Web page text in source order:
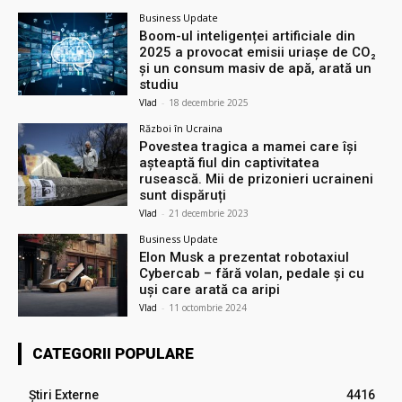
Business Update
Boom-ul inteligenței artificiale din
2025 a provocat emisii uriașe de CO₂
și un consum masiv de apă, arată un
studiu
Vlad - 18 decembrie 2025
Război în Ucraina
Povestea tragica a mamei care își
așteaptă fiul din captivitatea
rusească. Mii de prizonieri ucraineni
sunt dispăruți
Vlad - 21 decembrie 2023
Business Update
Elon Musk a prezentat robotaxiul
Cyberсab – fără volan, pedale și cu
uși care arată ca aripi
Vlad - 11 octombrie 2024
CATEGORII POPULARE
Știri Externe 4416